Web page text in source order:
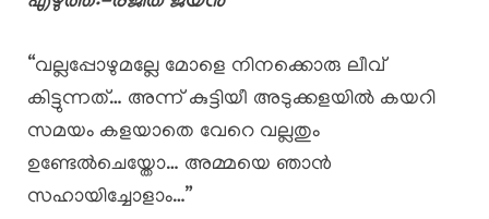
“വല്ലപ്പോഴുമല്ലേ മോളെ നിനക്കൊരു ലീവ്
കിട്ടുന്നത്… അന്ന് കുട്ടിയീ അടുക്കളയിൽ കയറി
സമയം കളയാതെ വേറെ വല്ലതും
ഉണ്ടേൽചെയ്തോ… അമ്മയെ ഞാൻ
സഹായിച്ചോളാം…”